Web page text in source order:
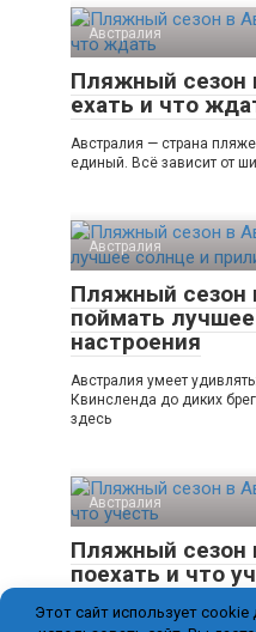
Австралия
Пляжный сезон
ехать и что
Австралия — страна
единый. Всё зависит от
Австралия
Пляжный сезон
поймать
настроения
Австралия умеет
Квинсленда до диких
здесь
Австралия
Пляжный сезон
поехать и что
Австралийские пляжи
Этот сайт использует